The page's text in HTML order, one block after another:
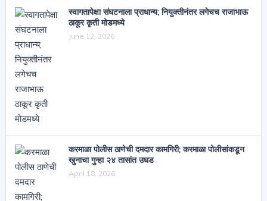
स्वागतापेक्षा संघटनाला प्राधान्य; नियुक्तीनंतर लगेचच राजाभाऊ
ठाकूर कृती मोडमध्ये
June 12, 2026
करमाळा पोलीस ठाणेची दमदार कामगिरी; करमाळा पोलीसांकडून
खुनाचा गुन्हा २४ तासांत उघड
April 18, 2026